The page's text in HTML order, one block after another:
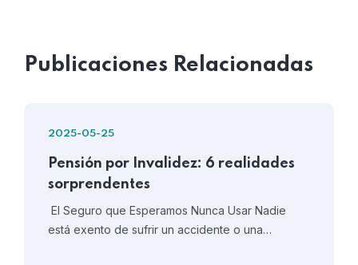
Publicaciones Relacionadas
2025-05-25
Pensión por Invalidez: 6 realidades
sorprendentes
El Seguro que Esperamos Nunca Usar Nadie
está exento de sufrir un accidente o una…